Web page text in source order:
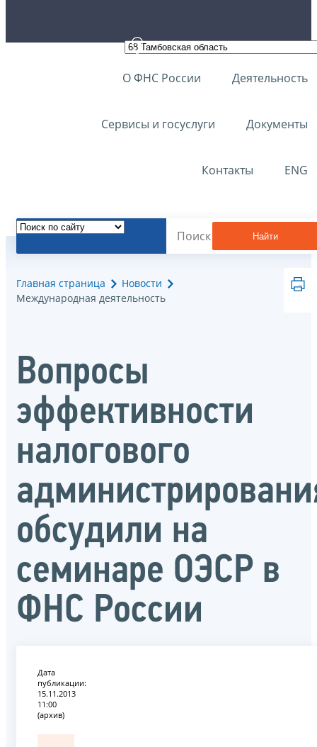
О ФНС России Деятельность
Сервисы и госуслуги Документы
Контакты ENG
Найти
Главная страница
Новости
Международная деятельность
Вопросы
эффективности
налогового
обсудили на
семинаре ОЭСР в
ФНС России
Дата
публикации:
15.11.2013
11:00
(архив)